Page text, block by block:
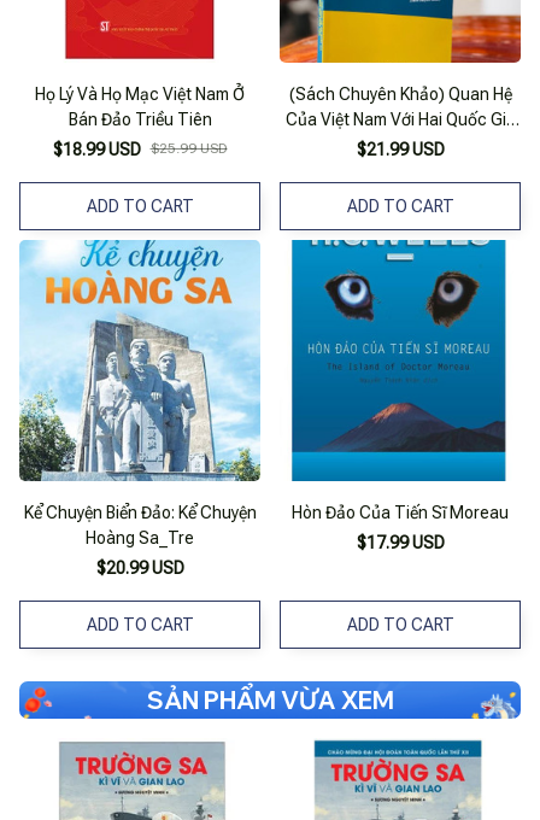
Họ Lý Và Họ Mạc Việt Nam Ở
Bán Đảo Triều Tiên
$18.99 USD $25.99 USD
ADD TO CART
(Sách Chuyên Khảo) Quan Hệ
Của Việt Nam Với Hai Quốc Gia
Trên Bán Đảo Triều Tiên - Nxb
$21.99 USD
ADD TO CART
Kể Chuyện Biển Đảo: Kể Chuyện
Hoàng Sa_Tre
$20.99 USD
ADD TO CART
Hòn Đảo Của Tiến Sĩ Moreau
$17.99 USD
ADD TO CART
SẢN PHẨM VỪA XEM